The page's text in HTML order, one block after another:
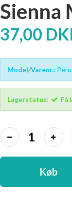
Sienna
37,00
Model/Varenr.:
Lagerstatus: På
Køb